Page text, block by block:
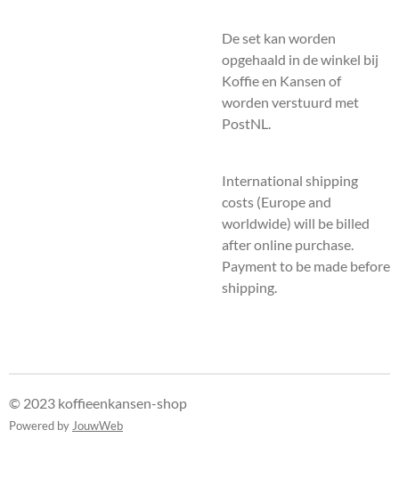
De set kan worden
opgehaald in de winkel bij
Koffie en Kansen of
worden verstuurd met
PostNL.
International shipping
costs (Europe and
worldwide) will be billed
after online purchase.
Payment to be made before
shipping.
© 2023 koffieenkansen-shop
Powered by JouwWeb